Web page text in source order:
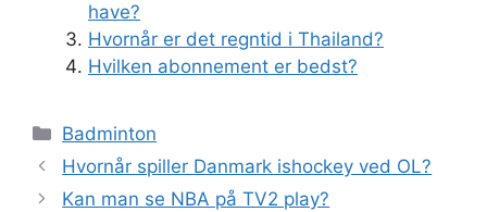
have?
Hvornår er det regntid i Thailand?
Hvilken abonnement er bedst?
Kategorier
Badminton
Hvornår spiller Danmark ishockey ved OL?
Kan man se NBA på TV2 play?